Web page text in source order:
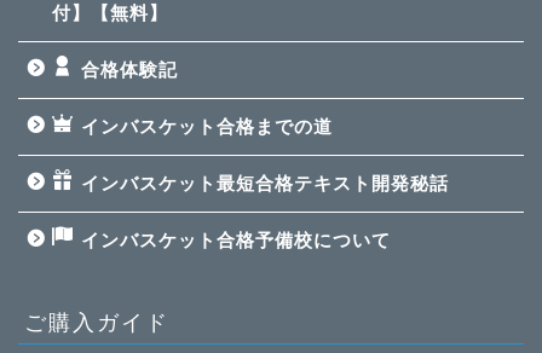
付】【無料】
合格体験記
インバスケット合格までの道
インバスケット最短合格テキスト開発秘話
インバスケット合格予備校について
ご購入ガイド